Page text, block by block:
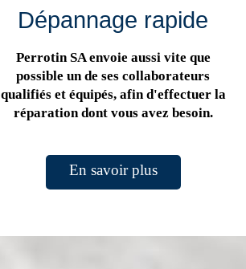
Dépannage rapide
Perrotin SA envoie aussi vite que
possible un de ses collaborateurs
qualifiés et équipés, afin d'effectuer la
réparation dont vous avez besoin.
En savoir plus